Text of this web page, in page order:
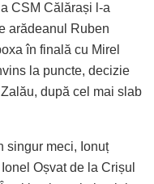
CSM Călărași l-a
arădeanul Ruben
în finală cu Mirel
la puncte, decizie
după cel mai slab
singur meci, Ionuț
Oșvat de la Crișul